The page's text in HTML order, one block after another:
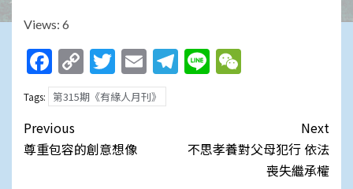
Views: 6
Facebook
Copy
Link
Twitter
EmailTelegram
Line
Tags: 第315期《有緣人月刊》
Post
navigation
Previous
尊重包容的創意想像
Next
不思孝養對父母犯行 依法
喪失繼承權